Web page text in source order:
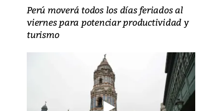
Perú moverá todos los días feriados al
viernes para potenciar productividad y
turismo